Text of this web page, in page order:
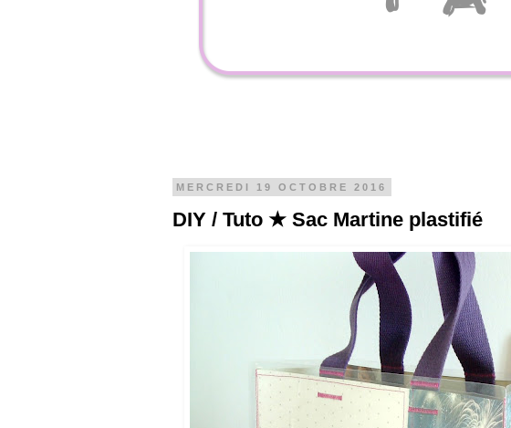
MERCREDI 19 OCTOBRE 2016
DIY / Tuto ★ Sac Martine plastifié